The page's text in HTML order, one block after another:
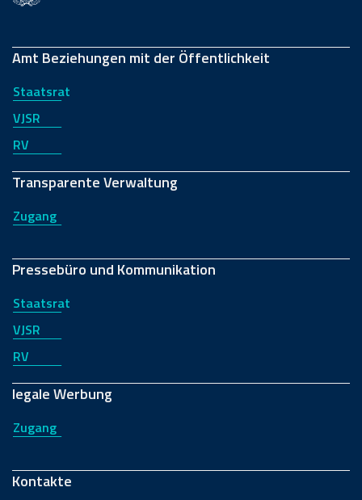
Amt Beziehungen mit der Öffentlichkeit
Staatsrat
VJSR
RV
Transparente Verwaltung
Zugang
Pressebüro und Kommunikation
Staatsrat
VJSR
RV
legale Werbung
Zugang
Kontakte